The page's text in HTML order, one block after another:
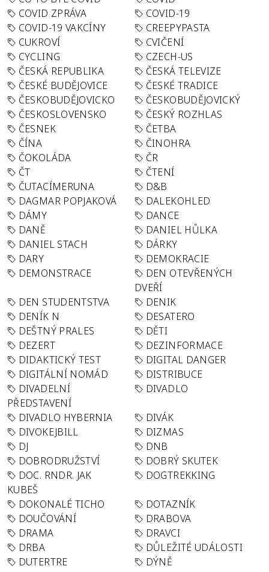
COVID ZPRÁVA
COVID-19
COVID-19 VAKCÍNY
CREEPYPASTA
CUKROVÍ
CVIČENÍ
CYCLING
CZECH-US
ČESKÁ REPUBLIKA
ČESKÁ TELEVIZE
ČESKÉ BUDĚJOVICE
ČESKÉ TRADICE
ČESKOBUDĚJOVICKO
ČESKOBUDĚJOVICKÝ
ČESKOSLOVENSKO
ČESKÝ ROZHLAS
ČESNEK
ČETBA
ČÍNA
ČINOHRA
ČOKOLÁDA
ČR
ČT
ČTENÍ
ČUTACÍMERUNA
D&B
DAGMAR POPJAKOVÁ
DALEKOHLED
DÁMY
DANCE
DANĚ
DANIEL HŮLKA
DANIEL STACH
DÁRKY
DARY
DEMOKRACIE
DEMONSTRACE
DEN OTEVŘENÝCH
DVEŘÍ
DEN STUDENTSTVA
DENIK
DENÍK N
DESATERO
DEŠTNÝ PRALES
DĚTI
DEZERT
DEZINFORMACE
DIDAKTICKÝ TEST
DIGITAL DANGER
DIGITÁLNÍ NOMÁD
DISTRIBUCE
DIVADELNÍ
PŘEDSTAVENÍ
DIVADLO
DIVADLO HYBERNIA
DIVÁK
DIVOKEJBILL
DIZMAS
DJ
DNB
DOBRODRUŽSTVÍ
DOBRÝ SKUTEK
DOC. RNDR. JAK
KUBEŠ
DOGTREKKING
DOKONALÉ TICHO
DOTAZNÍK
DOUČOVÁNÍ
DRABOVA
DRAMA
DRAVCI
DRBA
DŮLEŽITÉ UDÁLOSTI
DUTERTRE
DÝNĚ